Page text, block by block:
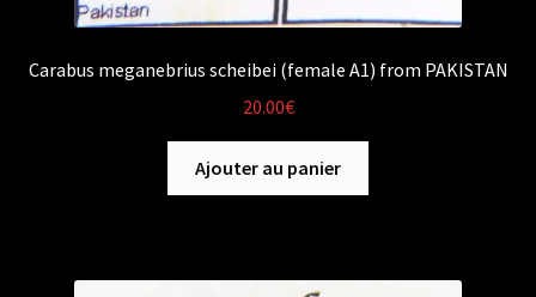
Carabus meganebrius scheibei (female A1) from PAKISTAN
20.00€
Ajouter au panier